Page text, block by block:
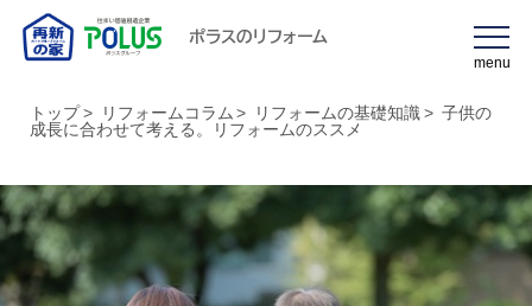
ポラスのリフォーム
menu
トップ リフォームコラム リフォームの基礎知識
子供の
成長に合わせて考える。リフォームのススメ